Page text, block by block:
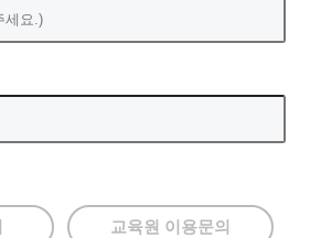
교육원 이용문의